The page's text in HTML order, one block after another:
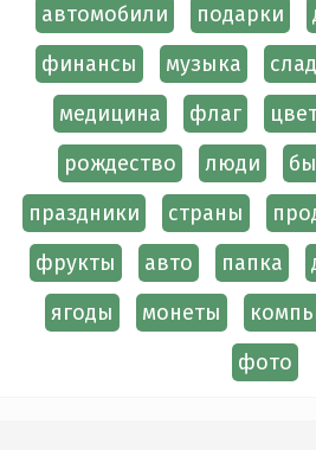
автомобили
подарки
финансы
музыка
медицина
флаг
рождество
люди
праздники
страны
фрукты
авто папка
ягоды
монеты
фото